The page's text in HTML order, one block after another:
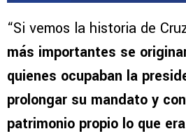
“Si vemos la historia de
más importantes se
quienes ocupaban la
prolongar su mandato y
patrimonio propio lo que